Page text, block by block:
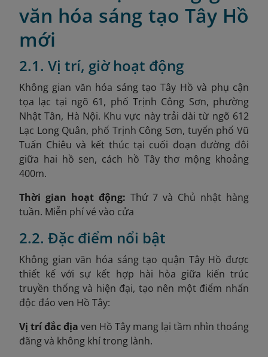
văn hóa sáng tạo Tây Hồ
mới
2.1. Vị trí, giờ hoạt động
Không gian văn hóa sáng tạo Tây Hồ và phụ cận
tọa lạc tại ngõ 61, phố Trịnh Công Sơn, phường
Nhật Tân, Hà Nội. Khu vực này trải dài từ ngõ 612
Lạc Long Quân, phố Trịnh Công Sơn, tuyến phố Vũ
Tuấn Chiêu và kết thúc tại cuối đoạn đường đôi
giữa hai hồ sen, cách hồ Tây thơ mộng khoảng
400m.
Thời gian hoạt động: Thứ 7 và Chủ nhật hàng
tuần. Miễn phí vé vào cửa
2.2. Đặc điểm nổi bật
Không gian văn hóa sáng tạo quận Tây Hồ được
thiết kế với sự kết hợp hài hòa giữa kiến trúc
truyền thống và hiện đại, tạo nên một điểm nhấn
độc đáo ven Hồ Tây:
Vị trí đắc địa ven Hồ Tây mang lại tầm nhìn thoáng
đãng và không khí trong lành.